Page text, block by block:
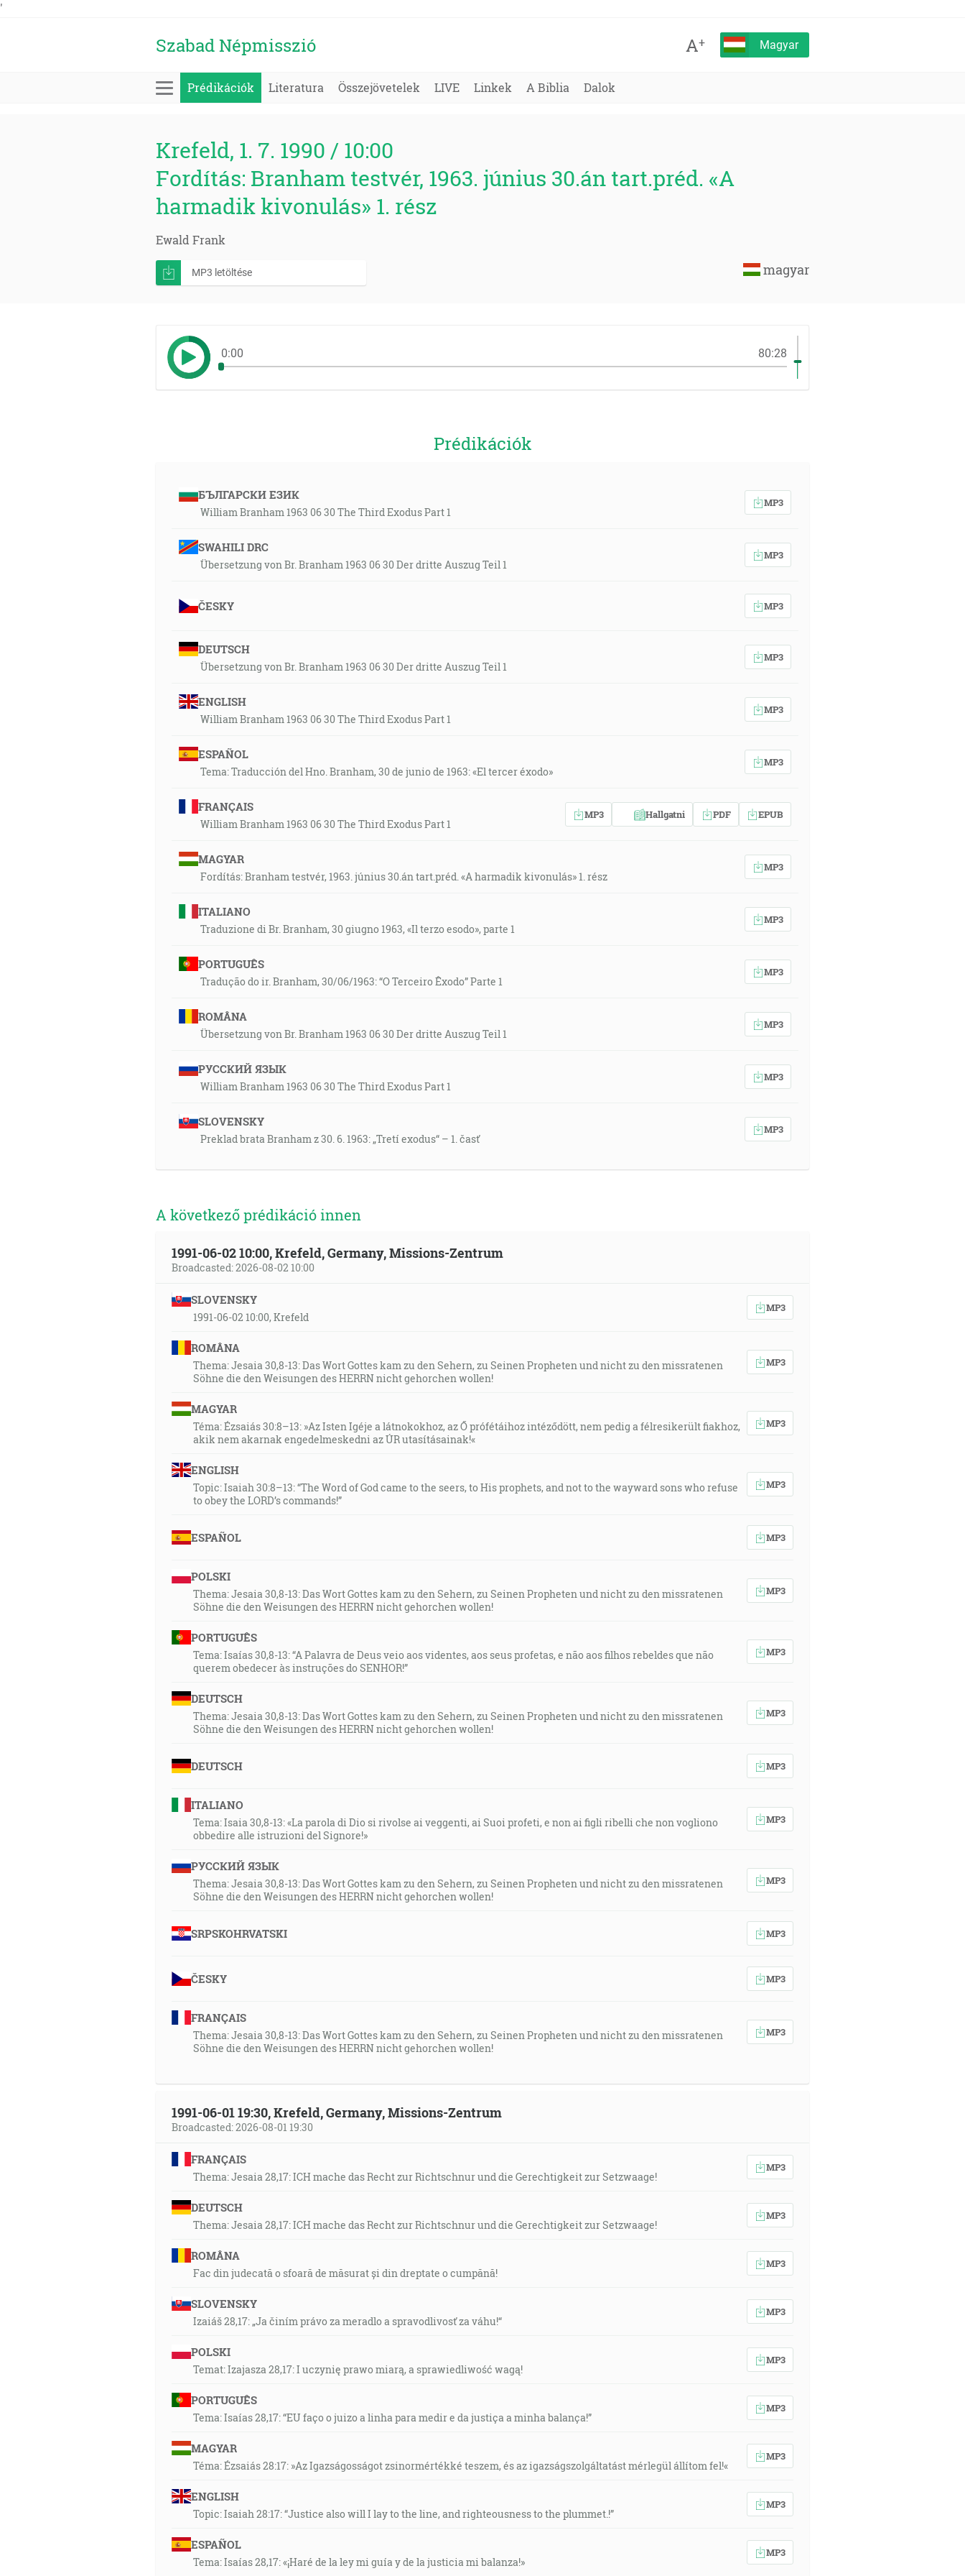
'
Szabad Népmisszió A+ Magyar
Prédikációk Literatura Összejövetelek LIVE Linkek A Biblia Dalok
Krefeld, 1. 7. 1990 / 10:00
Fordítás: Branham testvér, 1963. június 30.án tart.préd. «A
harmadik kivonulás» 1. rész
Ewald Frank
magyar
MP3 letöltése
0:00 80:28
Prédikációk
БЪЛГАРСКИ ЕЗИК
William Branham 1963 06 30 The Third Exodus Part 1
MP3
SWAHILI DRC
Übersetzung von Br. Branham 1963 06 30 Der dritte Auszug Teil 1
MP3
ČESKY MP3
DEUTSCH
Übersetzung von Br. Branham 1963 06 30 Der dritte Auszug Teil 1
MP3
ENGLISH
William Branham 1963 06 30 The Third Exodus Part 1
MP3
ESPAÑOL
Tema: Traducción del Hno. Branham, 30 de junio de 1963: «El tercer éxodo»
MP3
FRANÇAIS
William Branham 1963 06 30 The Third Exodus Part 1
MP3 Hallgatni PDF EPUB
MAGYAR
Fordítás: Branham testvér, 1963. június 30.án tart.préd. «A harmadik kivonulás» 1. rész
MP3
ITALIANO
Traduzione di Br. Branham, 30 giugno 1963, «Il terzo esodo», parte 1
MP3
PORTUGUÊS
Tradução do ir. Branham, 30/06/1963: “O Terceiro Êxodo” Parte 1
MP3
ROMÂNA
Übersetzung von Br. Branham 1963 06 30 Der dritte Auszug Teil 1
MP3
РУССКИЙ ЯЗЫК
William Branham 1963 06 30 The Third Exodus Part 1
MP3
SLOVENSKY
Preklad brata Branham z 30. 6. 1963: „Tretí exodus“ – 1. časť
MP3
A következő prédikáció innen
1991-06-02 10:00, Krefeld, Germany, Missions-Zentrum
Broadcasted: 2026-08-02 10:00
SLOVENSKY
1991-06-02 10:00, Krefeld
MP3
ROMÂNA
Thema: Jesaia 30,8-13: Das Wort Gottes kam zu den Sehern, zu Seinen Propheten und nicht zu den missratenen
Söhne die den Weisungen des HERRN nicht gehorchen wollen!
MP3
MAGYAR
Téma: Ézsaiás 30:8–13: »Az Isten Igéje a látnokokhoz, az Ő prófétáihoz intéződött, nem pedig a félresikerült fiakhoz,
akik nem akarnak engedelmeskedni az ÚR utasításainak!«
MP3
ENGLISH
Topic: Isaiah 30:8–13: “The Word of God came to the seers, to His prophets, and not to the wayward sons who refuse
to obey the LORD’s commands!”
MP3
ESPAÑOL MP3
POLSKI
Thema: Jesaia 30,8-13: Das Wort Gottes kam zu den Sehern, zu Seinen Propheten und nicht zu den missratenen
Söhne die den Weisungen des HERRN nicht gehorchen wollen!
MP3
PORTUGUÊS
Tema: Isaías 30,8-13: “A Palavra de Deus veio aos videntes, aos seus profetas, e não aos filhos rebeldes que não
querem obedecer às instruções do SENHOR!”
MP3
DEUTSCH
Thema: Jesaia 30,8-13: Das Wort Gottes kam zu den Sehern, zu Seinen Propheten und nicht zu den missratenen
Söhne die den Weisungen des HERRN nicht gehorchen wollen!
MP3
DEUTSCH MP3
ITALIANO
Tema: Isaia 30,8-13: «La parola di Dio si rivolse ai veggenti, ai Suoi profeti, e non ai figli ribelli che non vogliono
obbedire alle istruzioni del Signore!»
MP3
РУССКИЙ ЯЗЫК
Thema: Jesaia 30,8-13: Das Wort Gottes kam zu den Sehern, zu Seinen Propheten und nicht zu den missratenen
Söhne die den Weisungen des HERRN nicht gehorchen wollen!
MP3
SRPSKOHRVATSKI MP3
ČESKY MP3
FRANÇAIS
Thema: Jesaia 30,8-13: Das Wort Gottes kam zu den Sehern, zu Seinen Propheten und nicht zu den missratenen
Söhne die den Weisungen des HERRN nicht gehorchen wollen!
MP3
1991-06-01 19:30, Krefeld, Germany, Missions-Zentrum
Broadcasted: 2026-08-01 19:30
FRANÇAIS
Thema: Jesaia 28,17: ICH mache das Recht zur Richtschnur und die Gerechtigkeit zur Setzwaage!
MP3
DEUTSCH
Thema: Jesaia 28,17: ICH mache das Recht zur Richtschnur und die Gerechtigkeit zur Setzwaage!
MP3
ROMÂNA
Fac din judecată o sfoară de măsurat și din dreptate o cumpănă!
MP3
SLOVENSKY
Izaiáš 28,17: „Ja činím právo za meradlo a spravodlivosť za váhu!“
MP3
POLSKI
Temat: Izajasza 28,17: I uczynię prawo miarą, a sprawiedliwość wagą!
MP3
PORTUGUÊS
Tema: Isaías 28,17: “EU faço o juizo a linha para medir e da justiça a minha balança!”
MP3
MAGYAR
Téma: Ézsaiás 28:17: »Az Igazságosságot zsinormértékké teszem, és az igazságszolgáltatást mérlegül állítom fel!«
MP3
ENGLISH
Topic: Isaiah 28:17: “Justice also will I lay to the line, and righteousness to the plummet.!”
MP3
ESPAÑOL
Tema: Isaías 28,17: «¡Haré de la ley mi guía y de la justicia mi balanza!»
MP3